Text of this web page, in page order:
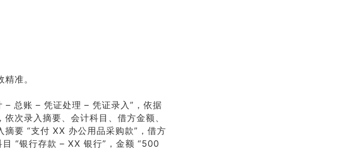
准。
– 总账 – 凭证处理 – 凭证录入”，依据
次录入摘要、会计科目、借方金额、
要 “支付 XX 办公用品采购款”，借方
“银行存款 – XX 银行”，金额 “500